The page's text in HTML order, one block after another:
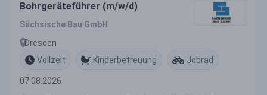
Bohrgeräteführer (m/w/d)
Sächsische Bau GmbH
Dresden
Vollzeit
Kinderbetreuung Jobrad
07.08.2026